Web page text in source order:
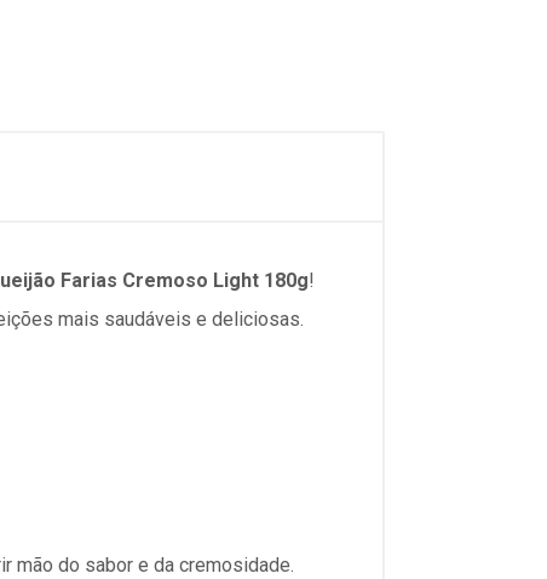
Farias Cremoso Light 180g!
mais saudáveis e deliciosas.
mão do sabor e da cremosidade.